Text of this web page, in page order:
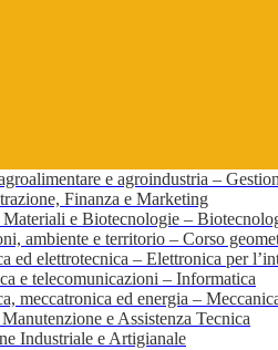
e agroindustria –
Finanza e Marketing
e Biotecnologie –
ambiente e territorio – Corso
ed elettrotecnica – Elettronica per
e telecomunicazioni – Informatica
meccatronica ed energia –
e Assistenza Tecnica
Industriale e Artigianale